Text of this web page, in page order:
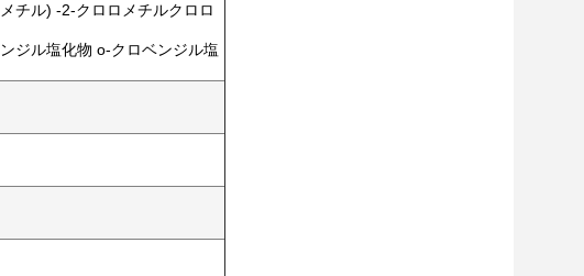
チル) -2-クロロメチルクロロ
ジル塩化物 o-クロベンジル塩